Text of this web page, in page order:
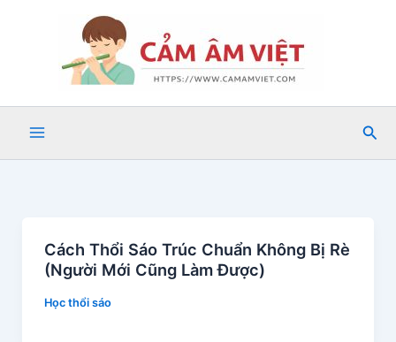
Tìm
Cách Thổi Sáo Trúc Chuẩn Không Bị Rè
(Người Mới Cũng Làm Được)
Học thổi sáo